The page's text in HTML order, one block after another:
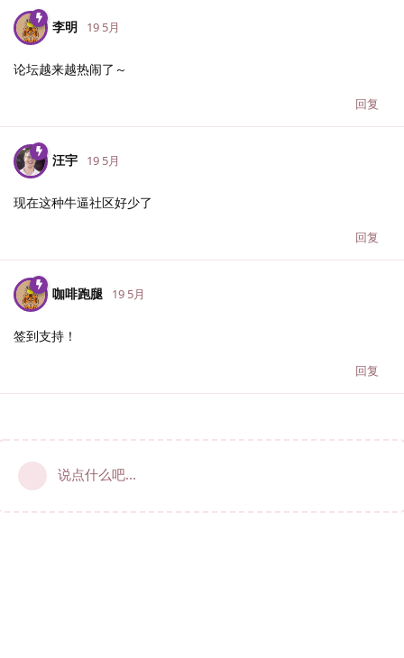
李明 19 5月
论坛越来越热闹了～
回复
汪宇 19 5月
现在这种牛逼社区好少了
回复
咖啡跑腿 19 5月
签到支持！
回复
说点什么吧...